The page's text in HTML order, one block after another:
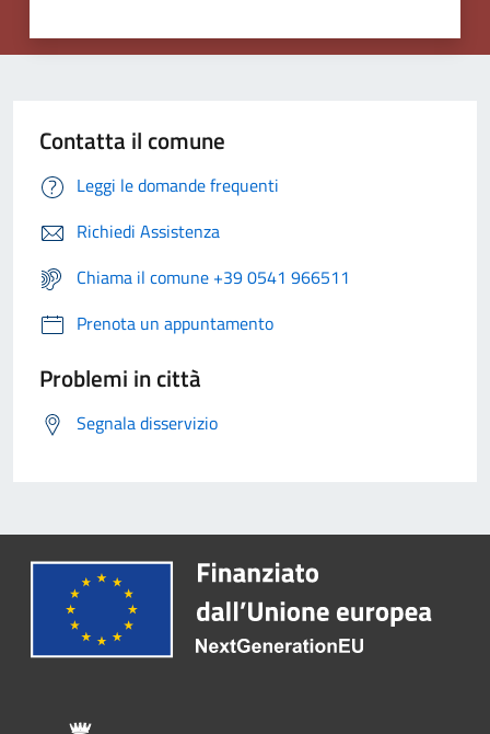
Contatta il comune
Leggi le domande frequenti
Richiedi Assistenza
Chiama il comune +39 0541 966511
Prenota un appuntamento
Problemi in città
Segnala disservizio